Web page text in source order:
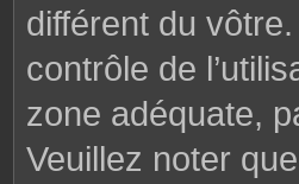
différent du
contrôle de
zone adéquate,
Veuillez noter